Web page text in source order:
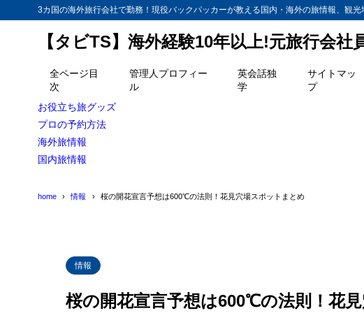
3カ国の海外旅行会社で勤務！現役バックパッカーが教える国内・海外の旅情報、観
【タビTS】海外経験10年以上!元旅行会社
全ページ目
次
お役立ち旅グッズ
プロの予約方法
海外旅情報
国内旅情報
管理人プロフィー
ル
英会話独
学
サイトマッ
プ
home 情報 桜の開花宣言予想は600℃の法則！花見穴場スポットまとめ
情報
桜の開花宣言予想は600℃の法則！花
目次
日本橋桜フェスティバル
3.2 寒さ知らず！？インド